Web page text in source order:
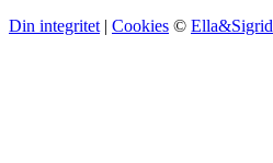
Din integritet | Cookies © Ella&Sigrid